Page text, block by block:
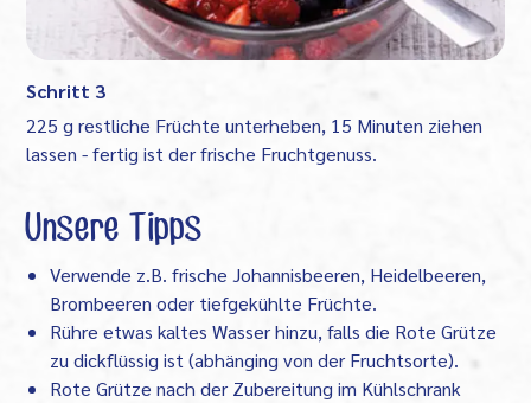
Schritt 3
225 g restliche Früchte unterheben, 15 Minuten ziehen
lassen - fertig ist der frische Fruchtgenuss.
Unsere Tipps
Verwende z.B. frische Johannisbeeren, Heidelbeeren,
Brombeeren oder tiefgekühlte Früchte.
Rühre etwas kaltes Wasser hinzu, falls die Rote Grütze
zu dickflüssig ist (abhänging von der Fruchtsorte).
Rote Grütze nach der Zubereitung im Kühlschrank